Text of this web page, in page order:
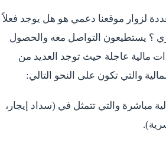
لزوار موقعنا دعمي هو هل يوجد فعلاً
؟ يستطيعون التواصل معه والحصول
مالية عاجلة حيث توجد العديد من
والتي تكون على النحو التالي:
مباشرة والتي تتمثل في (سداد إيجار،